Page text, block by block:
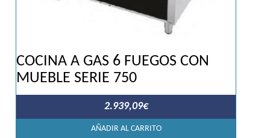
COCINA A GAS 6 FUEGOS CON
MUEBLE SERIE 750
2.939,09€
AÑADIR AL CARRITO